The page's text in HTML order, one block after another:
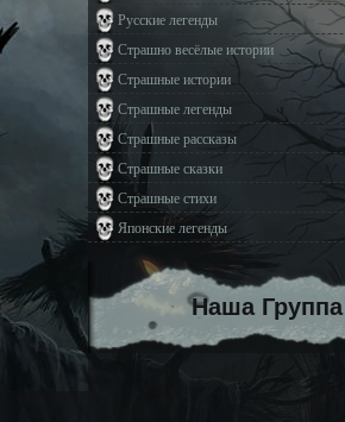
Русские легенды
Страшно весёлые истории
Страшные истории
Страшные легенды
Страшные рассказы
Страшные сказки
Страшные стихи
Японские легенды
Наша Группа